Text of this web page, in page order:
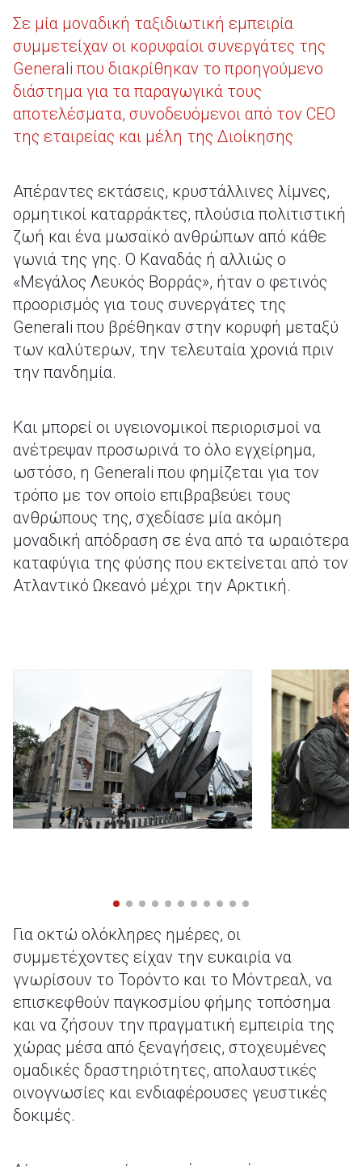
Σε μία μοναδική ταξιδιωτική εμπειρία
συμμετείχαν οι κορυφαίοι συνεργάτες της
Generali που διακρίθηκαν το προηγούμενο
διάστημα για τα παραγωγικά τους
αποτελέσματα, συνοδευόμενοι από τον CEO
της εταιρείας και μέλη της Διοίκησης
Απέραντες εκτάσεις, κρυστάλλινες λίμνες,
ορμητικοί καταρράκτες, πλούσια πολιτιστική
ζωή και ένα μωσαϊκό ανθρώπων από κάθε
γωνιά της γης. Ο Καναδάς ή αλλιώς ο
«Μεγάλος Λευκός Βορράς», ήταν ο φετινός
προορισμός για τους συνεργάτες της
Generali που βρέθηκαν στην κορυφή μεταξύ
των καλύτερων, την τελευταία χρονιά πριν
την πανδημία.
Και μπορεί οι υγειονομικοί περιορισμοί να
ανέτρεψαν προσωρινά το όλο εγχείρημα,
ωστόσο, η Generali που φημίζεται για τον
τρόπο με τον οποίο επιβραβεύει τους
ανθρώπους της, σχεδίασε μία ακόμη
μοναδική απόδραση σε ένα από τα ωραιότερα
καταφύγια της φύσης που εκτείνεται από τον
Ατλαντικό Ωκεανό μέχρι την Αρκτική.
Για οκτώ ολόκληρες ημέρες, οι
συμμετέχοντες είχαν την ευκαιρία να
γνωρίσουν το Τορόντο και το Μόντρεαλ, να
επισκεφθούν παγκοσμίου φήμης τοπόσημα
και να ζήσουν την πραγματική εμπειρία της
χώρας μέσα από ξεναγήσεις, στοχευμένες
ομαδικές δραστηριότητες, απολαυστικές
οινογνωσίες και ενδιαφέρουσες γευστικές
δοκιμές.